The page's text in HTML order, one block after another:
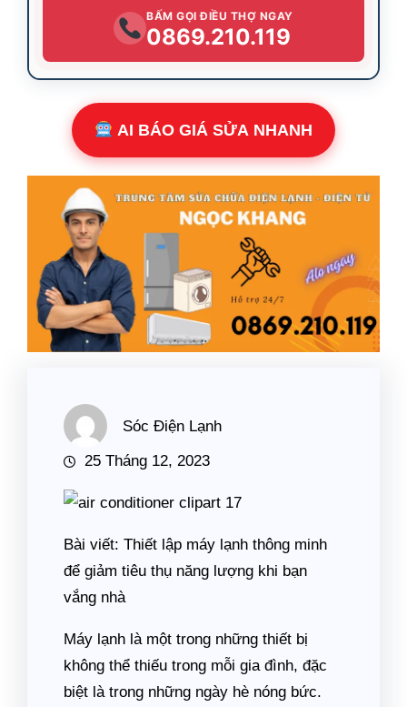
BẤM GỌI ĐIỀU THỢ NGAY
0869.210.119
AI BÁO GIÁ SỬA NHANH
Sóc Điện Lạnh
25 Tháng 12, 2023
Bài viết: Thiết lập máy lạnh thông minh
để giảm tiêu thụ năng lượng khi bạn
vắng nhà
Máy lạnh là một trong những thiết bị
không thể thiếu trong mỗi gia đình, đặc
biệt là trong những ngày hè nóng bức.